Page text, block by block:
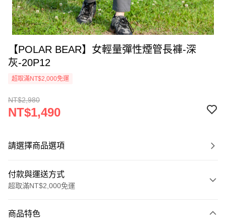
【POLAR BEAR】女輕量彈性煙管長褲-深
灰-20P12
超取滿NT$2,000免運
NT$2,980
NT$1,490
請選擇商品選項
付款與運送方式
超取滿NT$2,000免運
信用卡一次付款
商品特色